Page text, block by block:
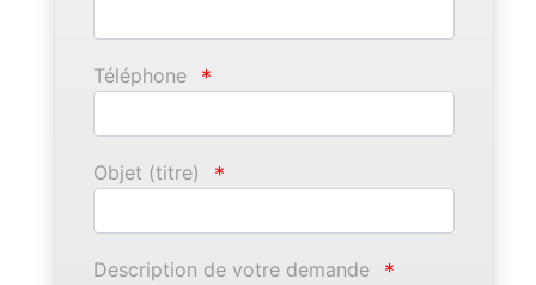
Téléphone *
Objet (titre) *
Description de votre demande *